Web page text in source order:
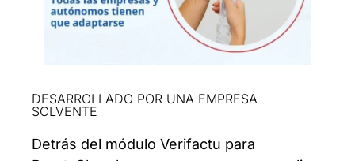
DESARROLLADO POR UNA EMPRESA
SOLVENTE
Detrás del módulo Verifactu para